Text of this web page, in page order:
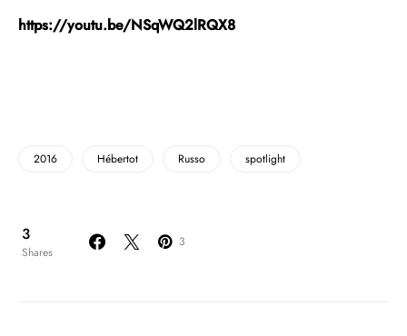
https://youtu.be/NSqWQ2lRQX8
2016 Hébertot Russo spotlight
3
Shares
3